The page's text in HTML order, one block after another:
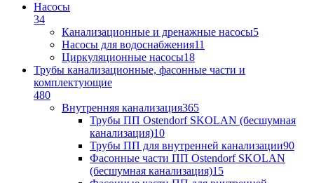
Насосы
34
Канализационные и дренажные насосы5
Насосы для водоснабжения11
Циркуляционные насосы18
Трубы канализационные, фасонные части и
комплектующие
480
Внутренняя канализация365
Трубы ПП Ostendorf SKOLAN (бесшумная
канализация)10
Трубы ПП для внутренней канализации90
Фасонные части ПП Ostendorf SKOLAN
(бесшумная канализация)15